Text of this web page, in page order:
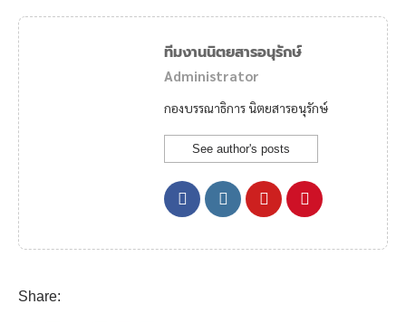
ทีมงานนิตยสารอนุรักษ์
Administrator
กองบรรณาธิการ นิตยสารอนุรักษ์
See author's posts
Share: